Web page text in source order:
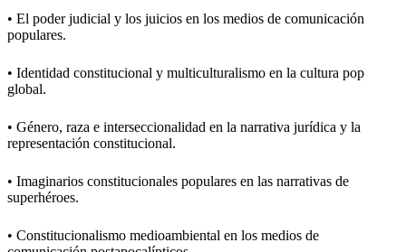
• El poder judicial y los juicios en los medios de comunicación
populares.
• Identidad constitucional y multiculturalismo en la cultura pop
global.
• Género, raza e interseccionalidad en la narrativa jurídica y la
representación constitucional.
• Imaginarios constitucionales populares en las narrativas de
superhéroes.
• Constitucionalismo medioambiental en los medios de